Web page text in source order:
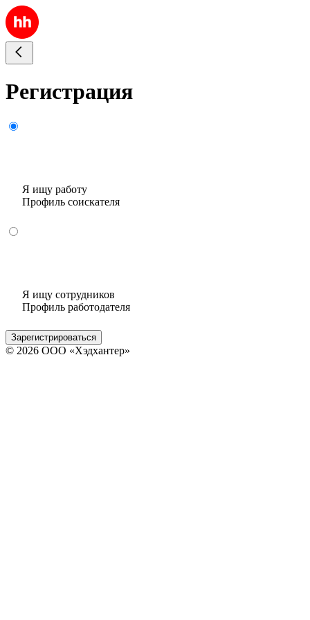
Регистрация
Я ищу работу
Профиль соискателя
Я ищу сотрудников
Профиль работодателя
Зарегистрироваться
© 2026 ООО «Хэдхантер»